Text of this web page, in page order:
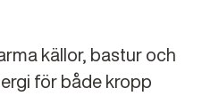
källor, bastur och
för både kropp